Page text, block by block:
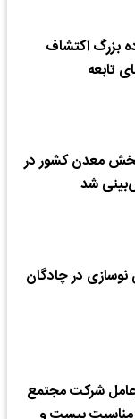
بزرگ اکتشاف
تابعه
بخش معدن کشور در
شد
در چادگان
شرکت مجتمع